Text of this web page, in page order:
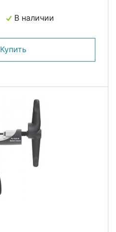
В наличии
Купить